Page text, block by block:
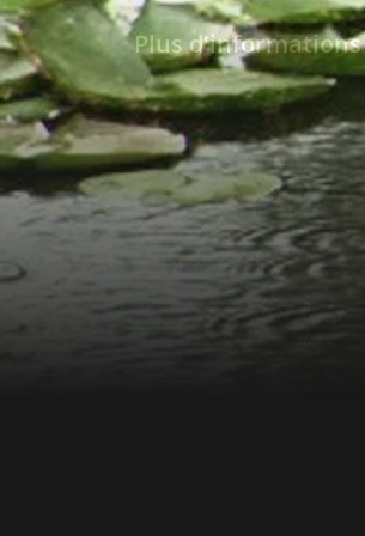
Plus d'informations